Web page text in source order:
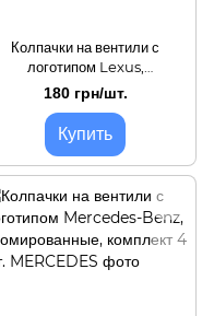
Колпачки на вентили с
логотипом Lexus,
хромированные, комплект 4
шт.
180 грн/шт.
Купить